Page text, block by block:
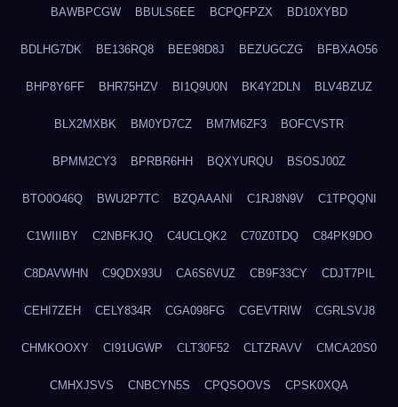
BAWBPCGW BBULS6EE BCPQFPZX BD10XYBD
BDLHG7DK BE136RQ8 BEE98D8J BEZUGCZG BFBXAO56
BHP8Y6FF BHR75HZV BI1Q9U0N BK4Y2DLN BLV4BZUZ
BLX2MXBK BM0YD7CZ BM7M6ZF3 BOFCVSTR
BPMM2CY3 BPRBR6HH BQXYURQU BSOSJ00Z
BTO0O46Q BWU2P7TC BZQAAANI C1RJ8N9V C1TPQQNI
C1WIIIBY C2NBFKJQ C4UCLQK2 C70Z0TDQ C84PK9DO
C8DAVWHN C9QDX93U CA6S6VUZ CB9F33CY CDJT7PIL
CEHI7ZEH CELY834R CGA098FG CGEVTRIW CGRLSVJ8
CHMKOOXY CI91UGWP CLT30F52 CLTZRAVV CMCA20S0
CMHXJSVS CNBCYN5S CPQSOOVS CPSK0XQA